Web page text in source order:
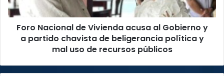
y
a
partido
chavista
política
Foro Nacional de Vivienda acusa al Gobierno y
a partido chavista de beligerancia política y
mal uso de recursos públicos